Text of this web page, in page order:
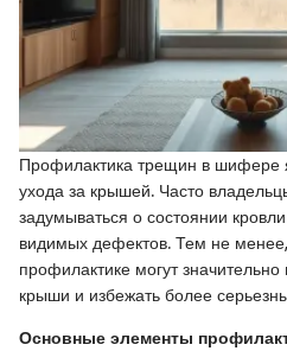
Профилактика трещин в шифере
ухода за крышей. Часто
задумываться о состоянии
видимых дефектов. Тем не
профилактике могут
крыши и избежать более
Основные элементы